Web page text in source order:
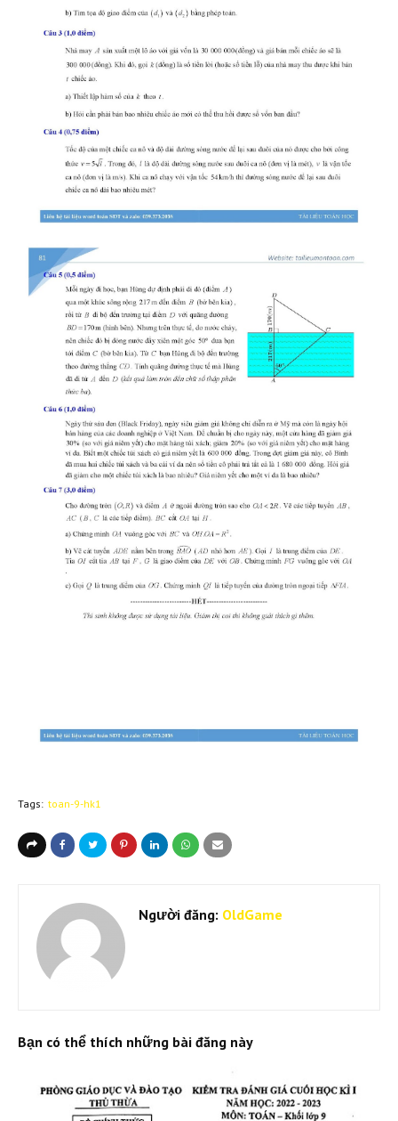
Tags: toan-9-hk1
Người đăng: OldGame
Bạn có thể thích những bài đăng này